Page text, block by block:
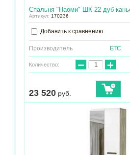
Спальня "Наоми" ШК-22 дуб
Артикул: 170236
Добавить к сравнению
Производитель БТС
Количество: − +
23 520 руб.